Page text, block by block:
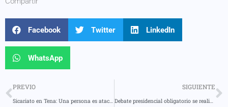
Facebook Twitter LinkedIn
WhatsApp
PREVIO
Sicariato en Tena: Una persona es atacada
SIGUIENTE
Debate presidencial obligatorio se realizará hoy 19 de enero en cadena nacional